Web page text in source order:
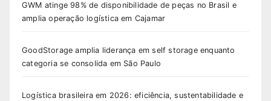
GWM atinge 98% de disponibilidade de peças no Brasil e
amplia operação logística em Cajamar
GoodStorage amplia liderança em self storage enquanto
categoria se consolida em São Paulo
Logística brasileira em 2026: eficiência, sustentabilidade e